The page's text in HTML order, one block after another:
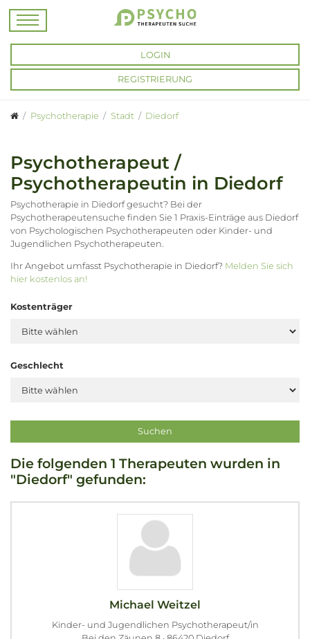
LOGIN
REGISTRIERUNG
Psychotherapie Stadt Diedorf
Psychotherapeut /
Psychotherapeutin in Diedorf
Psychotherapie in Diedorf gesucht? Bei der
Psychotherapeutensuche finden Sie 1 Praxis-Einträge aus Diedorf
von Psychologischen Psychotherapeuten oder Kinder- und
Jugendlichen Psychotherapeuten.
Ihr Angebot umfasst Psychotherapie in Diedorf? Melden Sie sich
hier kostenlos an!
Kostenträger
Geschlecht
Die folgenden 1 Therapeuten wurden in
"Diedorf" gefunden:
Michael Weitzel
Kinder- und Jugendlichen Psychotherapeut/in